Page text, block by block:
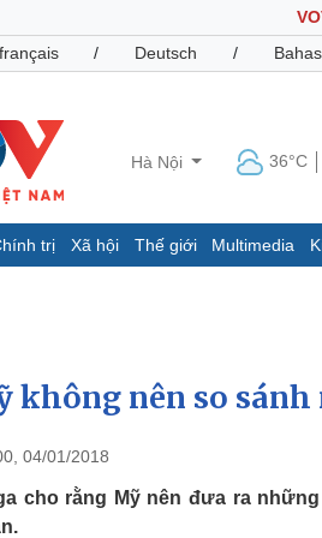
français / Deutsch /
Hà Nội 36°C
trị Xã hội Thế giới Multimedia
Dấu ấn VOV
Quân sự - Quốc phòng
không nên so
04/01/2018
cho rằng Mỹ nên đưa ra